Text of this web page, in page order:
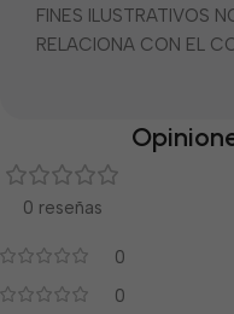
FINES ILUSTRATIVOS
RELACIONA CON EL
0 reseñas
0
0